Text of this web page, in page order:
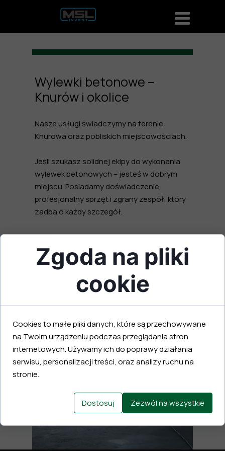
Wylewki betonowe –
Knurów i okolice
Nasze usługi świadczymy na terenie
Knurowa oraz pobliskich miejscowościach.
Jeśli szukasz solidnej ekipy do wykonania
wylewek betonowych – jesteś w dobrym
miejscu. Posiadamy doświadczenie,
profesjonalny sprzęt i zgrany zespół, który
zadba o każdy szczegół.
Do każdego zlecenia podchodzimy
indywidualnie, zapewniając najwyższą
jakość wykonania.
, a chętnie dojedziemy
do Twojej lokalizacji i przedstawimy ofertę
Zgoda na pliki
cookie
Cookies to małe pliki danych, które są przechowywane
na Twoim urządzeniu podczas przeglądania stron
internetowych. Używamy ich do poprawy działania
serwisu, personalizacji treści, oraz analizy ruchu na
stronie.
Dostosuj Zezwól na wszystkie